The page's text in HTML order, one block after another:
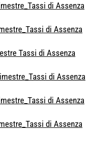
di Assenza
di Assenza
Tassi di Assenza
di Assenza
di Assenza
di Assenza